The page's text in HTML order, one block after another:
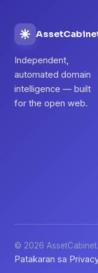
Independent,
automated domain
intelligence — built
for the open web.
© 2026
Patakaran sa